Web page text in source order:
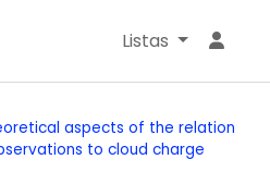
Listas
aspects of the relation
to cloud charge